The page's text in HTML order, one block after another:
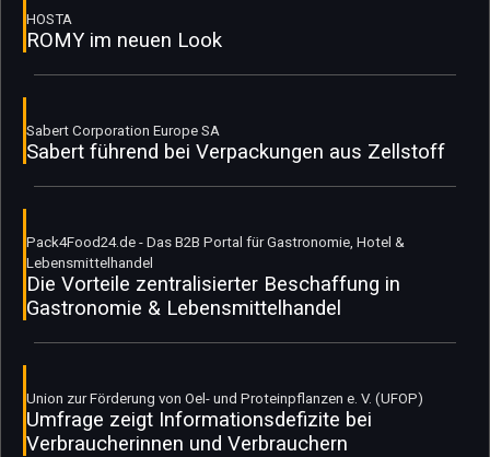
HOSTA
ROMY im neuen Look
Sabert Corporation Europe SA
Sabert führend bei Verpackungen aus Zellstoff
Pack4Food24.de - Das B2B Portal für Gastronomie, Hotel &
Lebensmittelhandel
Die Vorteile zentralisierter Beschaffung in
Gastronomie & Lebensmittelhandel
Union zur Förderung von Oel- und Proteinpflanzen e. V. (UFOP)
Umfrage zeigt Informationsdefizite bei
Verbraucherinnen und Verbrauchern